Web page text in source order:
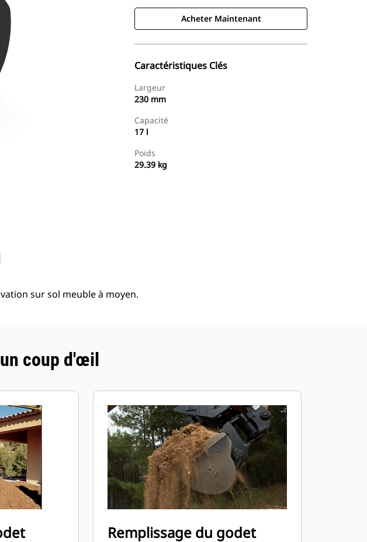
Acheter Maintenant
Caractéristiques Clés
Largeur
230 mm
Capacité
17 l
Poids
29.39 kg
sur sol meuble à moyen.
coup d'œil
Remplissage du godet